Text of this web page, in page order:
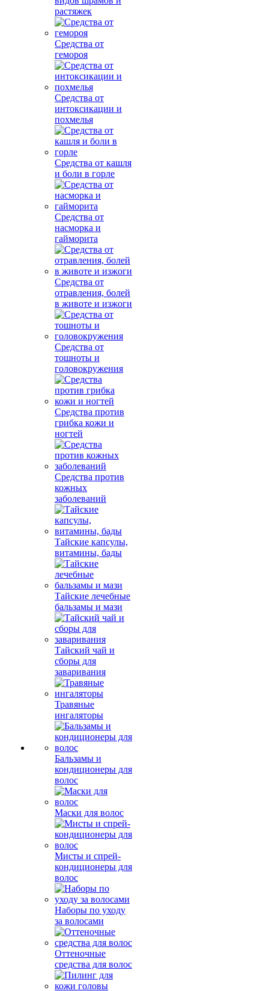
растяжек
Средства от
гемороя
Средства от
интоксикации и
похмелья
Средства от кашля
и боли в горле
Средства от
насморка и
гайморита
Средства от
отравления, болей
в животе и изжоги
Средства от
тошноты и
головокружения
Средства против
грибка кожи и
ногтей
Средства против
кожных
заболеваний
Тайские капсулы,
витамины, бады
Тайские лечебные
бальзамы и мази
Тайский чай и
сборы для
заваривания
Травяные
ингаляторы
Бальзамы и
кондиционеры для
волос
Маски для волос
Мисты и спрей-
кондиционеры для
волос
Наборы по уходу
за волосами
Оттеночные
средства для волос